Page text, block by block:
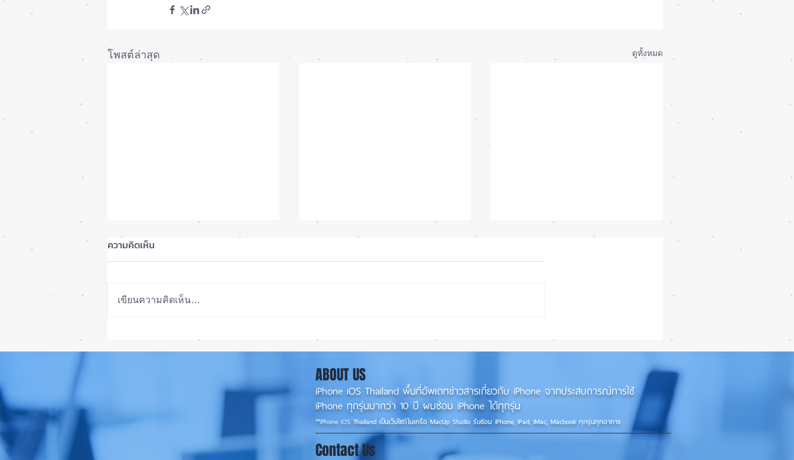
โพสต์ล่าสุด ดูทั้งหมด
เทียบกันให้ชัดๆ! ส่องคาดการณ์
สเปก iPhone 18 Pro 👀📱✨
ลือ! iPhone 18e จะเพิ่ม RAM!
📱
ซื้อรุ่นไหนดี? iPhone 18 Pro
หรือ Ultra 📱
ความคิดเห็น
เขียนความคิดเห็น…
ABOUT US
iPhone iOS Thailand พื้นที่อัพเดทข่าวสารเกี่ยวกับ iPhone จากประสบการณ์การใช้
iPhone ทุกรุ่นมากว่า 10 ปี ผมซ่อม iPhone ได้ทุกรุ่น
**iPhone iOS Thailand เป็นเว็บไซต์ในเครือ MacUp Studio รับซ่อม iPhone, iPad, iMac, Macbook ทุกรุ่นทุกอาการ
Contact Us